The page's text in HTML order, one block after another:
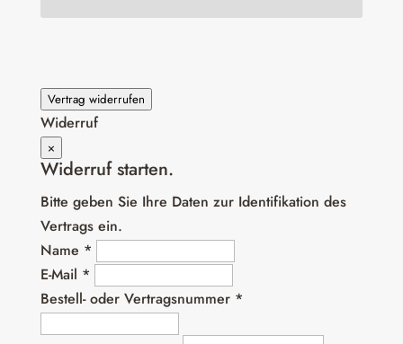
Vertrag widerrufen
Widerruf
×
Widerruf starten.
Bitte geben Sie Ihre Daten zur Identifikation des
Vertrags ein.
Name *
E-Mail *
Bestell- oder Vertragsnummer *